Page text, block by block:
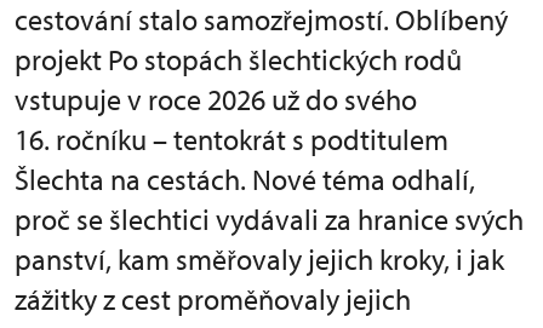
cestování stalo samozřejmostí. Oblíbený
projekt Po stopách šlechtických rodů
vstupuje v roce 2026 už do svého
16. ročníku – tentokrát s podtitulem
Šlechta na cestách. Nové téma odhalí,
proč se šlechtici vydávali za hranice svých
panství, kam směřovaly jejich kroky, i jak
zážitky z cest proměňovaly jejich